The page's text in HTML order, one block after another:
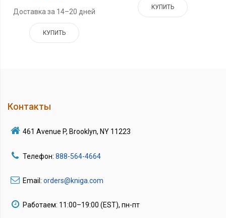
Доставка за 14–20 дней
КУПИТЬ
КУПИТЬ
Контакты
461 Avenue P, Brooklyn, NY 11223
Телефон: 888-564-4664
Email: orders@kniga.com
Работаем: 11:00–19:00 (EST), пн-пт